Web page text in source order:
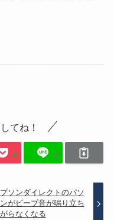
てね！
ソンダイレクトのパソ
がビープ音が鳴り立ち
らなくなる